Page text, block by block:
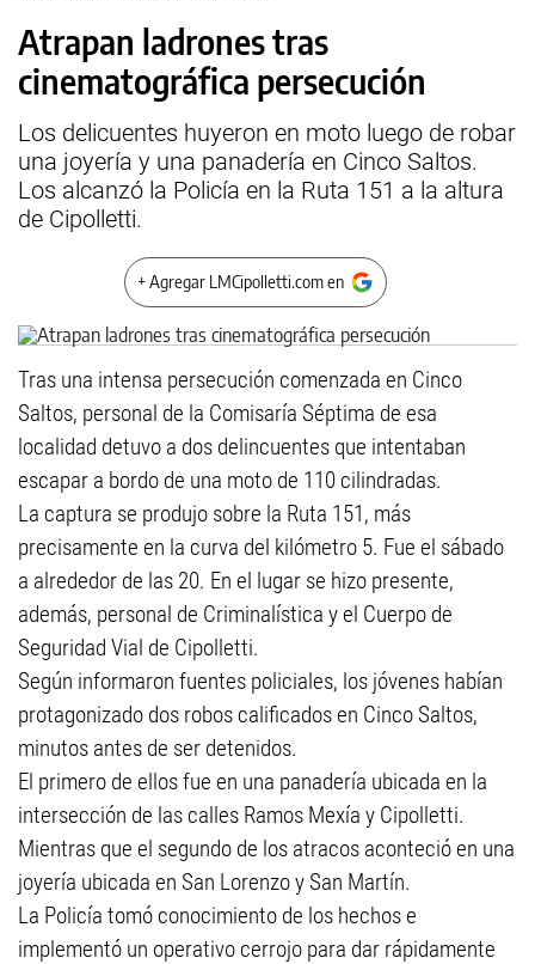
Atrapan ladrones tras
cinematográfica persecución
Los delicuentes huyeron en moto luego de robar
una joyería y una panadería en Cinco Saltos.
Los alcanzó la Policía en la Ruta 151 a la altura
de Cipolletti.
+ Agregar LMCipolletti.com en
Tras una intensa persecución comenzada en Cinco
Saltos, personal de la Comisaría Séptima de esa
localidad detuvo a dos delincuentes que intentaban
escapar a bordo de una moto de 110 cilindradas.
La captura se produjo sobre la Ruta 151, más
precisamente en la curva del kilómetro 5. Fue el sábado
a alrededor de las 20. En el lugar se hizo presente,
además, personal de Criminalística y el Cuerpo de
Seguridad Vial de Cipolletti.
Según informaron fuentes policiales, los jóvenes habían
protagonizado dos robos calificados en Cinco Saltos,
minutos antes de ser detenidos.
El primero de ellos fue en una panadería ubicada en la
intersección de las calles Ramos Mexía y Cipolletti.
Mientras que el segundo de los atracos aconteció en una
joyería ubicada en San Lorenzo y San Martín.
La Policía tomó conocimiento de los hechos e
implementó un operativo cerrojo para dar rápidamente